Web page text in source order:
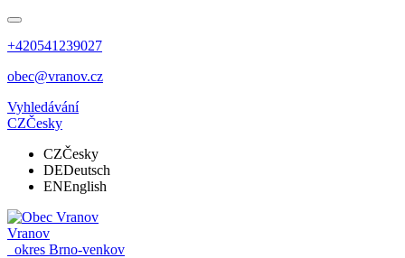
+420541239027
obec@vranov.cz
Vyhledávání
CZČesky
CZČesky
DEDeutsch
ENEnglish
Vranov
okres Brno-venkov